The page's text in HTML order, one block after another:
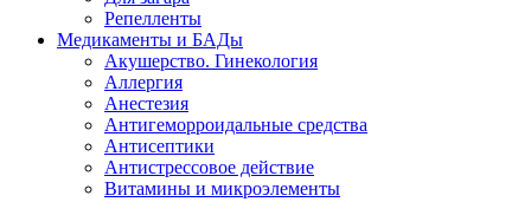
Репелленты
Медикаменты и БАДы
Акушерство. Гинекология
Аллергия
Анестезия
Антигеморроидальные средства
Антисептики
Антистрессовое действие
Витамины и микроэлементы